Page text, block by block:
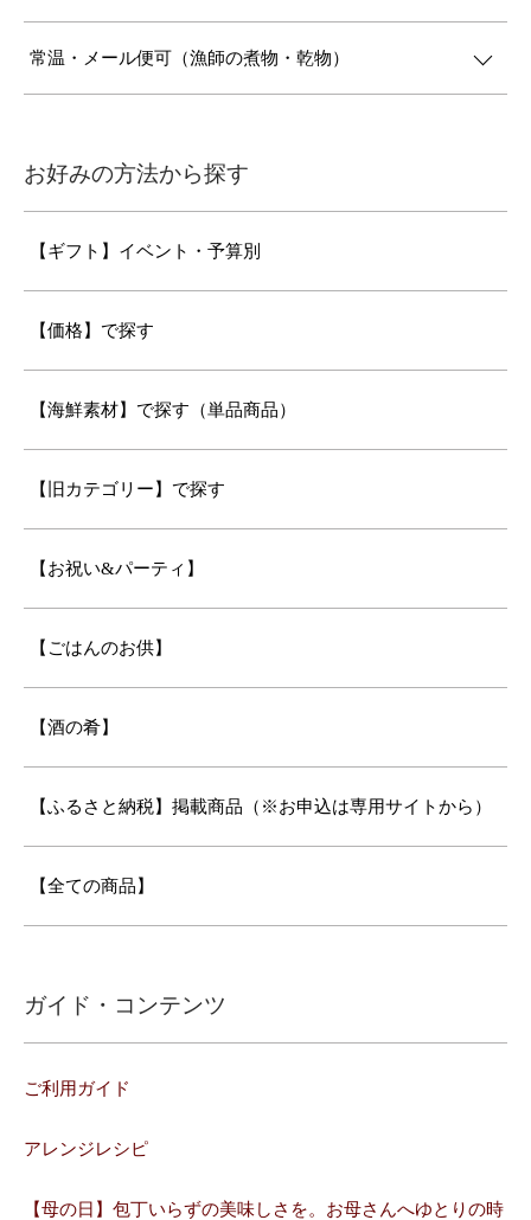
常温・メール便可（漁師の煮物・乾物）
お好みの方法から探す
【ギフト】イベント・予算別
【価格】で探す
【海鮮素材】で探す（単品商品）
【旧カテゴリー】で探す
【お祝い&パーティ】
【ごはんのお供】
【酒の肴】
【ふるさと納税】掲載商品（※お申込は専用サイトから）
【全ての商品】
ガイド・コンテンツ
ご利用ガイド
アレンジレシピ
【母の日】包丁いらずの美味しさを。お母さんへゆとりの時